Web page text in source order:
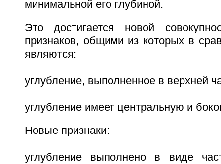
минимальной его глубиной.
Это достигается новой
признаков, общими из которых в
являются:
углубление, выполненное в верхней
углубление имеет центральную и
Новые признаки:
углубление выполнено в виде